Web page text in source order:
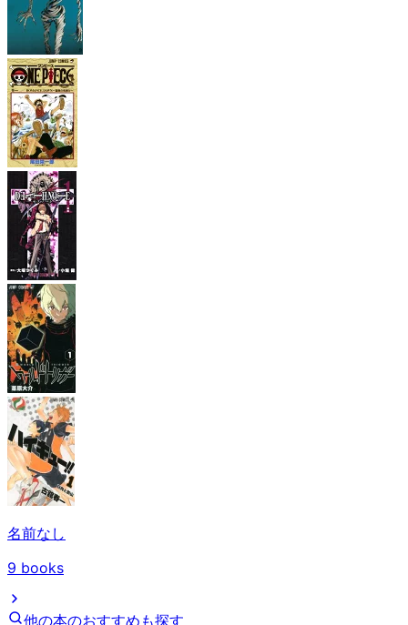
名前なし
9 books
他の本のおすすめも探す